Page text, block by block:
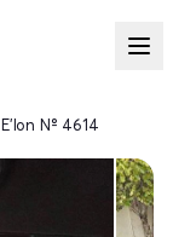
E'lon № 4614